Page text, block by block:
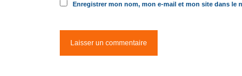
Enregistrer mon nom, mon e-mail et mon site dans le